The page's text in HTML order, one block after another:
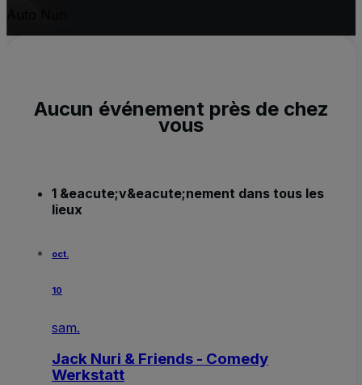
Aucun événement près de chez
vous
1 &eacute;v&eacute;nement dans tous les
lieux
oct.
10
sam.
Jack Nuri & Friends - Comedy
Werkstatt